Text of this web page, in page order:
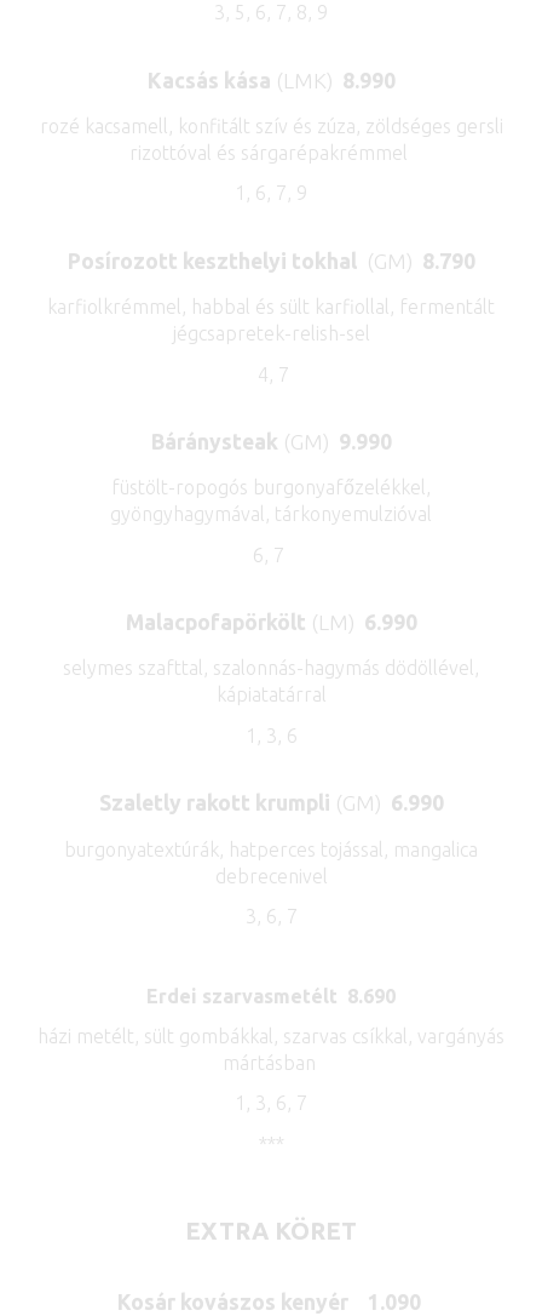
3, 5, 6, 7, 8, 9
Kacsás kása (LMK) 8.990
rozé kacsamell, konfitált szív és zúza, zöldséges gersli
rizottóval és sárgarépakrémmel
1, 6, 7, 9
Posírozott keszthelyi tokhal (GM) 8.790
karfiolkrémmel, habbal és sült karfiollal, fermentált
jégcsapretek-relish-sel
4, 7
Báránysteak (GM) 9.990
füstölt-ropogós burgonyafőzelékkel,
gyöngyhagymával, tárkonyemulzióval
6, 7
Malacpofapörkölt (LM) 6.990
selymes szafttal, szalonnás-hagymás dödöllével,
kápiatatárral
1, 3, 6
Szaletly rakott krumpli (GM) 6.990
burgonyatextúrák, hatperces tojással, mangalica
debrecenivel
3, 6, 7
Erdei szarvasmetélt 8.690
házi metélt, sült gombákkal, szarvas csíkkal, vargányás
mártásban
1, 3, 6, 7
***
EXTRA KÖRET
Kosár kovászos kenyér 1.090